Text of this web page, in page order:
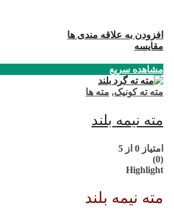
افزودن به علاقه مندی ها
مقایسه
مشاهده سریع
مته ته کونیک, مته ها
مته نیمه بلند
امتیاز 0 از 5
(0)
Highlight
مته نیمه بلند